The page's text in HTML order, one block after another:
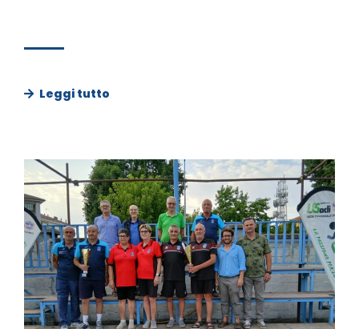
Leggi tutto